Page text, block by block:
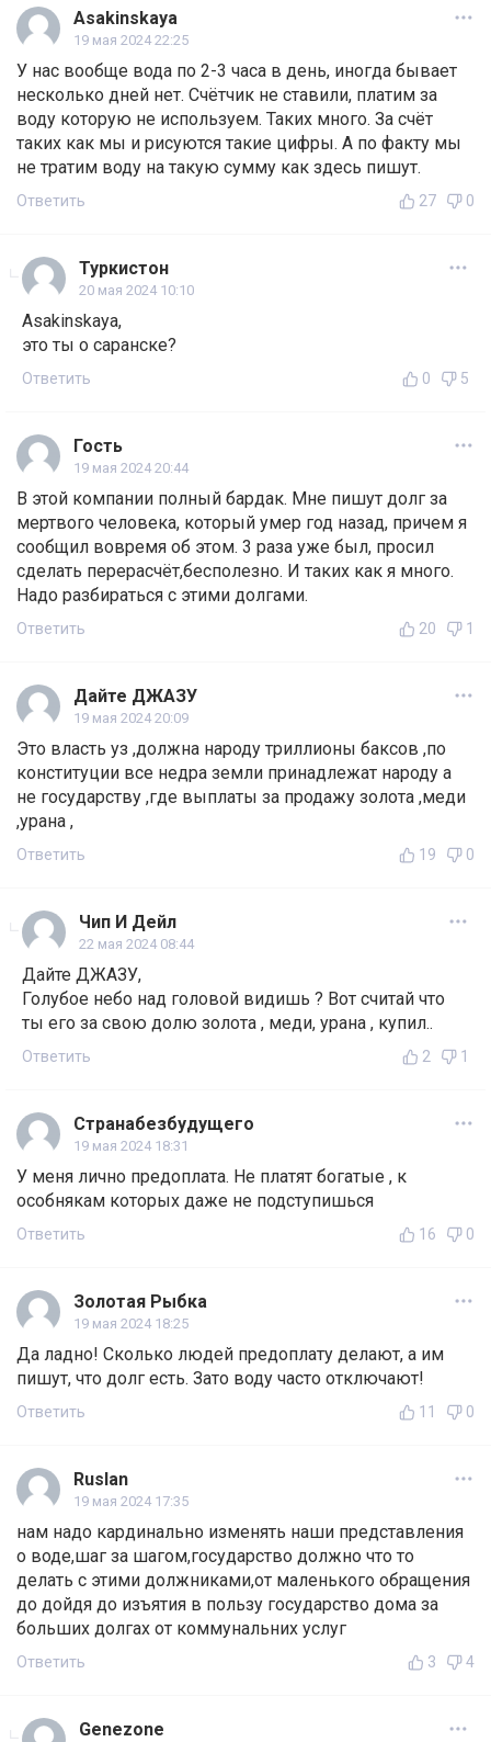
Asakinskaya
19 мая 2024 22:25
У нас вообще вода по 2-3 часа в день, иногда бывает
несколько дней нет. Счётчик не ставили, платим за
воду которую не используем. Таких много. За счёт
таких как мы и рисуются такие цифры. А по факту мы
не тратим воду на такую сумму как здесь пишут.
Ответить 27 0
Туркистон
20 мая 2024 10:10
Asakinskaya,
это ты о саранске?
Ответить 0 5
Гость
19 мая 2024 20:44
В этой компании полный бардак. Мне пишут долг за
мертвого человека, который умер год назад, причем я
сообщил вовремя об этом. 3 раза уже был, просил
сделать перерасчёт,бесполезно. И таких как я много.
Надо разбираться с этими долгами.
Ответить 20 1
Дайте ДЖАЗУ
19 мая 2024 20:09
Это власть уз ,должна народу триллионы баксов ,по
конституции все недра земли принадлежат народу а
не государству ,где выплаты за продажу золота ,меди
,урана ,
Ответить 19 0
Чип И Дейл
22 мая 2024 08:44
Дайте ДЖАЗУ,
Голубое небо над головой видишь ? Вот считай что
ты его за свою долю золота , меди, урана , купил..
Ответить 2 1
Странабезбудущего
19 мая 2024 18:31
У меня лично предоплата. Не платят богатые , к
особнякам которых даже не подступишься
Ответить 16 0
Золотая Рыбка
19 мая 2024 18:25
Да ладно! Сколько людей предоплату делают, а им
пишут, что долг есть. Зато воду часто отключают!
Ответить 11 0
Ruslan
19 мая 2024 17:35
нам надо кардинально изменять наши представления
о воде,шаг за шагом,государство должно что то
делать с этими должниками,от маленького обращения
до дойдя до изъятия в пользу государство дома за
больших долгах от коммунальних услуг
Ответить 3 4
Genezone